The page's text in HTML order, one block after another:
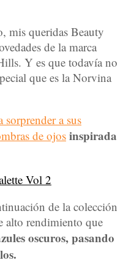
mis queridas Beauty
de la marca
Y es que todavía no
que es la Norvina
a sus
de ojos inspirada
de la colección
alto rendimiento que
oscuros, pasando